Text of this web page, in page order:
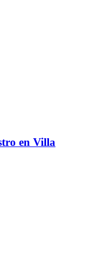
en Villa